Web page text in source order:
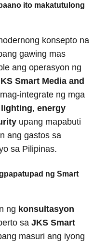
ito makatutulong
konsepto na
gawing mas
ang operasyon ng
Smart Media and
integrate ng mga
, energy
upang mapabuti
ang gastos sa
sa Pilipinas.
ng Smart
ng konsultasyon
sa JKS Smart
masuri ang iyong